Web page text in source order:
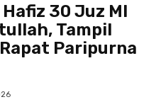
30 Juz MI
Tampil
Paripurna